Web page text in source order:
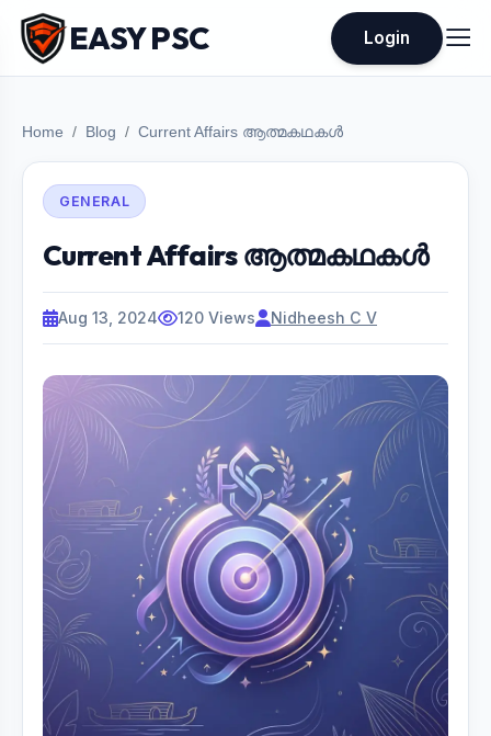
EASY PSC Login
Home Blog Current Affairs ആത്മകഥകൾ
GENERAL
Current Affairs ആത്മകഥകൾ
Aug 13, 2024 120 Views Nidheesh C V